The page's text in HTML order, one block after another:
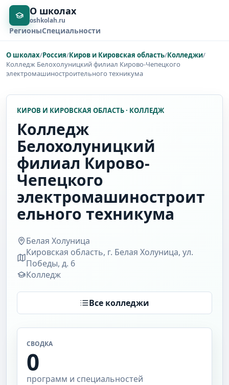
О школах
oshkolah.ru
РегионыСпециальности
О школах/Россия/Киров и Кировская область/Колледжи/
Колледж Белохолуницкий филиал Кирово-Чепецкого
электромашиностроительного техникума
КИРОВ И КИРОВСКАЯ ОБЛАСТЬ · КОЛЛЕДЖ
Колледж
Белохолуницкий
филиал Кирово-
Чепецкого
электромашиностроит
ельного техникума
Белая Холуница
Кировская область, г. Белая Холуница, ул.
Победы, д. 6
Колледж
Все колледжи
СВОДКА
0
программ и специальностей